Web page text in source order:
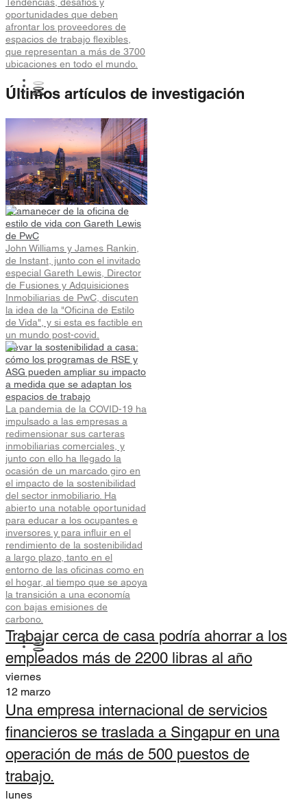
oportunidades que deben
afrontar los proveedores de
espacios de trabajo flexibles,
que representan a más de 3700
ubicaciones en todo el mundo.
Últimos artículos de investigación
Hong Kong Flexible Workspace
Hong Kong Flexible Workspace
Demand Up 27% in Early 2026.
Longer Contract Terms and
Shifting Location Preferences
Signal Market Maturity.
El amanecer de la oficina de
estilo de vida con Gareth Lewis
de PwC
John Williams y James Rankin,
de Instant, junto con el invitado
especial Gareth Lewis, Director
de Fusiones y Adquisiciones
Inmobiliarias de PwC, discuten
la idea de la "Oficina de Estilo
de Vida", y si esta es factible en
un mundo post-covid.
Llevar la sostenibilidad a casa:
cómo los programas de RSE y
ASG pueden ampliar su impacto
a medida que se adaptan los
espacios de trabajo
La pandemia de la COVID-19 ha
impulsado a las empresas a
redimensionar sus carteras
inmobiliarias comerciales, y
junto con ello ha llegado la
ocasión de un marcado giro en
el impacto de la sostenibilidad
del sector inmobiliario. Ha
abierto una notable oportunidad
para educar a los ocupantes e
inversores y para influir en el
rendimiento de la sostenibilidad
a largo plazo, tanto en el
entorno de las oficinas como en
el hogar, al tiempo que se apoya
la transición a una economía
con bajas emisiones de
carbono.
Trabajar cerca de casa podría ahorrar a los
empleados más de 2200 libras al año
viernes
12 marzo
Una empresa internacional de servicios
financieros se traslada a Singapur en una
operación de más de 500 puestos de
trabajo.
lunes